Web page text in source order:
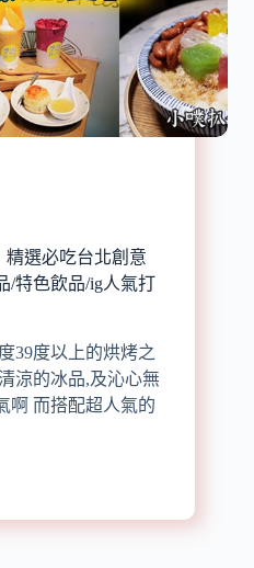
精選必吃台北創意
/特色飲品/ig人氣打
39度以上的烘烤之
涼的冰品,及沁心無
啊 而搭配超人氣的